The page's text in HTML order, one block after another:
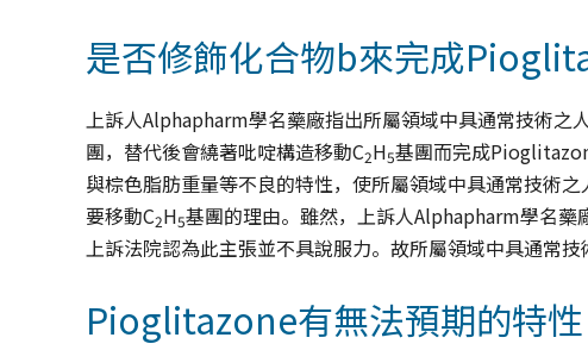
是否修飾化合物b來完成
上訴人Alphapharm學名藥廠指出所屬領域中具通常技術之
團，替代後會繞著吡啶構造移動C2H5基團而完成
與棕色脂肪重量等不良的特性，使所屬領域中具通常技術
要移動C2H5基團的理由。雖然，上訴人Alphapharm學名
上訴法院認為此主張並不具說服力。故所屬領域中具通常
Pioglitazone有無法預期的特性